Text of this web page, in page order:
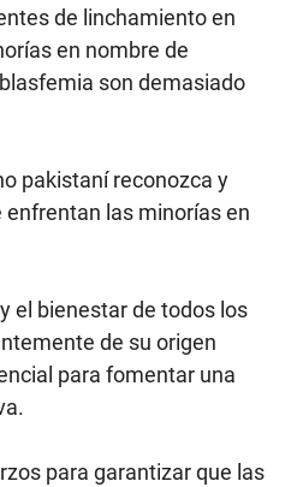
de linchamiento en
en nombre de
son demasiado
pakistaní reconozca y
las minorías en
el bienestar de todos los
de su origen
para fomentar una
para garantizar que las